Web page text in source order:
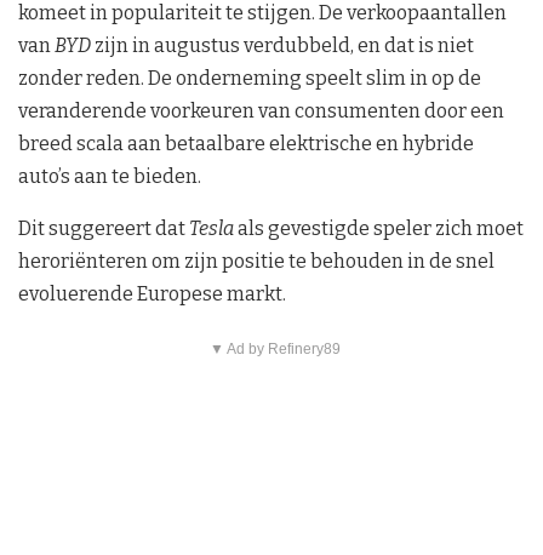
komeet in populariteit te stijgen. De verkoopaantallen
vanBYD zijn in augustus verdubbeld, en dat is niet
zonder reden. De onderneming speelt slim in op de
veranderende voorkeuren van consumenten door een
breed scala aan betaalbare elektrische en hybride
auto’s aan te bieden.
Dit suggereert dat Teslaals gevestigde speler zich moet
heroriënteren om zijn positie te behouden in de snel
evoluerende Europese markt.
▼ Ad by Refinery89